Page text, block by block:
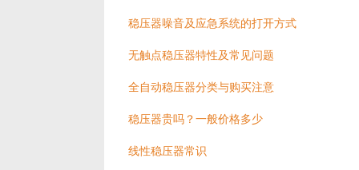
稳压器噪音及应急系统的打开方式
无触点稳压器特性及常见问题
全自动稳压器分类与购买注意
稳压器贵吗？一般价格多少
线性稳压器常识